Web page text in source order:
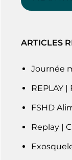
ARTICLES
Journée
REPLAY
FSHD
Replay |